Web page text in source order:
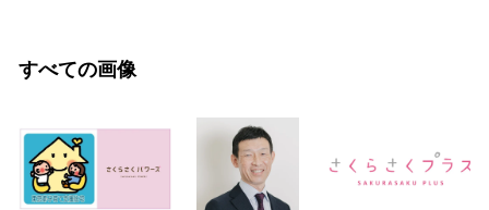
すべての画像